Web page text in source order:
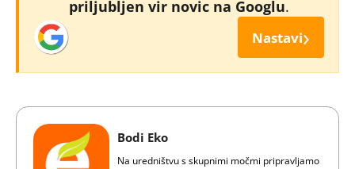
priljubljen vir novic na Googlu.
Nastavi›
Bodi Eko
Na uredništvu s skupnimi močmi pripravljamo